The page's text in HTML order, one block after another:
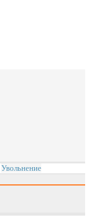
Увольнение